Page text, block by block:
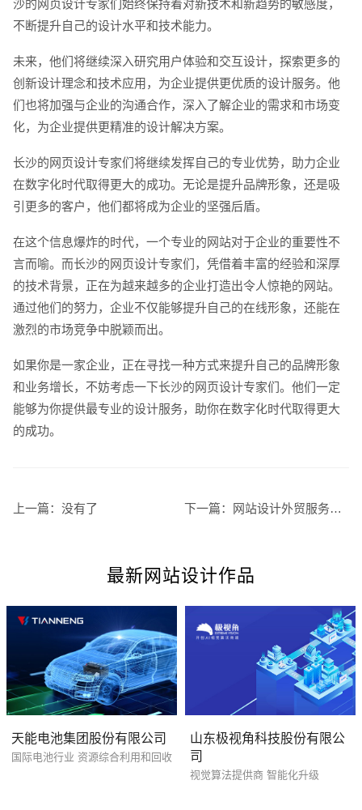
沙的网页设计专家们始终保持着对新技术和新趋势的敏感度，
不断提升自己的设计水平和技术能力。
未来，他们将继续深入研究用户体验和交互设计，探索更多的
创新设计理念和技术应用，为企业提供更优质的设计服务。他
们也将加强与企业的沟通合作，深入了解企业的需求和市场变
化，为企业提供更精准的设计解决方案。
长沙的网页设计专家们将继续发挥自己的专业优势，助力企业
在数字化时代取得更大的成功。无论是提升品牌形象，还是吸
引更多的客户，他们都将成为企业的坚强后盾。
在这个信息爆炸的时代，一个专业的网站对于企业的重要性不
言而喻。而长沙的网页设计专家们，凭借着丰富的经验和深厚
的技术背景，正在为越来越多的企业打造出令人惊艳的网站。
通过他们的努力，企业不仅能够提升自己的在线形象，还能在
激烈的市场竞争中脱颖而出。
如果你是一家企业，正在寻找一种方式来提升自己的品牌形象
和业务增长，不妨考虑一下长沙的网页设计专家们。他们一定
能够为你提供最专业的设计服务，助你在数字化时代取得更大
的成功。
上一篇： 没有了 下一篇： 网站设计外贸服务专家助力全球业务拓展
最新网站设计作品
天能电池集团股份有限公司
国际电池行业 资源综合利用和回收
山东极视角科技股份有限公
司
视觉算法提供商 智能化升级